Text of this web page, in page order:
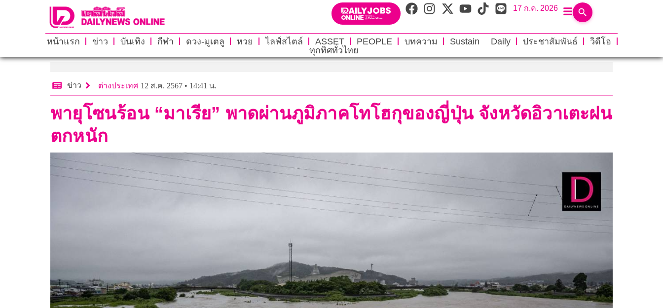
17 ก.ค. 2026
หน้าแรก ข่าว บันเทิง กีฬา ดวง-มูเตลู หวย ไลฟ์สไตล์ ASSET PEOPLE บทความ Sustain Daily ประชาสัมพันธ์
วิดีโอ
ทุกทิศทั่วไทย
ข่าว ต่างประเทศ 12 ส.ค. 2567 • 14:41 น.
พายุโซนร้อน “มาเรีย” พาดผ่านภูมิภาคโทโฮกุของญี่ปุ่น จังหวัดอิวาเตะฝน
ตกหนัก